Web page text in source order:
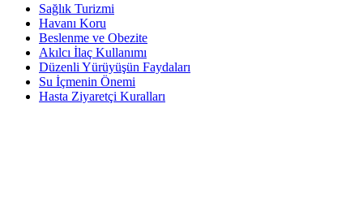
Sağlık Turizmi
Havanı Koru
Beslenme ve Obezite
Akılcı İlaç Kullanımı
Düzenli Yürüyüşün Faydaları
Su İçmenin Önemi
Hasta Ziyaretçi Kuralları